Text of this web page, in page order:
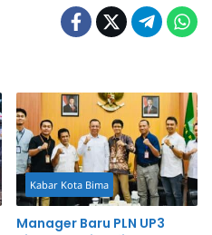
Kabar Kota Bima
Manager Baru PLN UP3